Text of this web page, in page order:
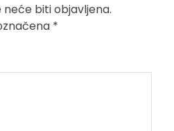
biti objavljena.
*